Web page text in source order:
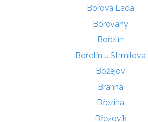
Borová Lada
Borovany
Bořetín
Bořetín u Strmilova
Božejov
Branná
Březina
Březovík